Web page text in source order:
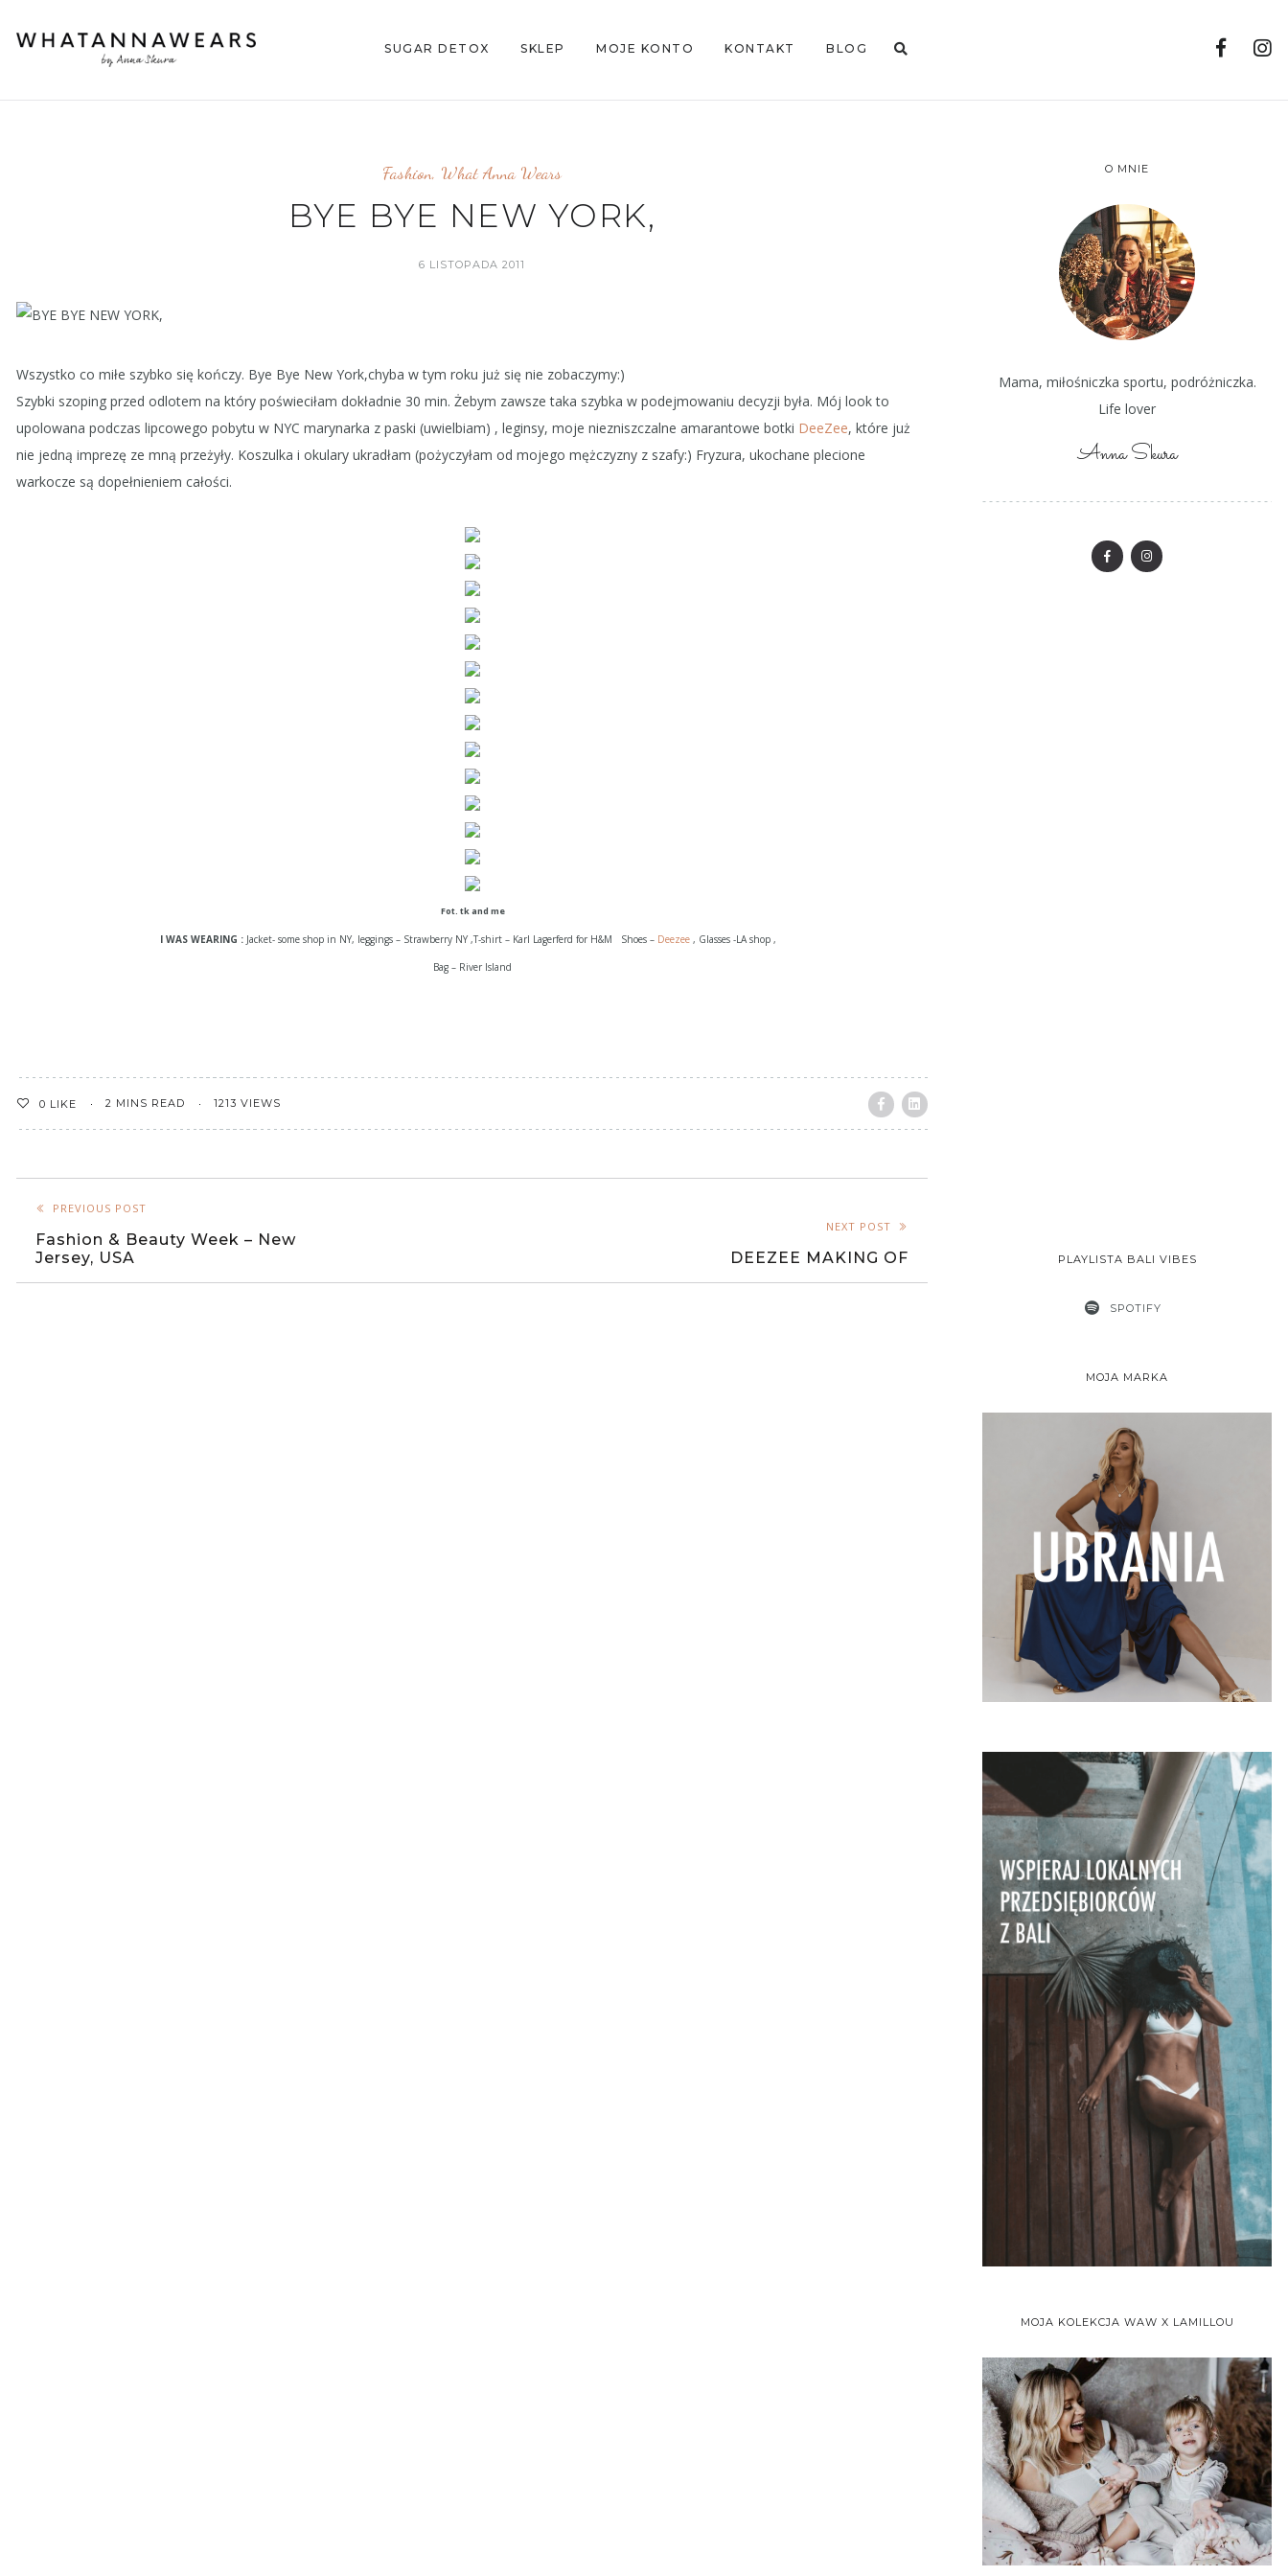
SUGAR DETOX SKLEP MOJE KONTO KONTAKT BLOG
Fashion, What Anna Wears
BYE BYE NEW YORK,
6 LISTOPADA 2011
Wszystko co miłe szybko się kończy. Bye Bye New York,chyba w tym roku już się nie zobaczymy:)
Szybki szoping przed odlotem na który poświeciłam dokładnie 30 min. Żebym zawsze taka szybka w podejmowaniu decyzji była. Mój look to
upolowana podczas lipcowego pobytu w NYC marynarka z paski (uwielbiam) , leginsy, moje niezniszczalne amarantowe botki DeeZee, które już
nie jedną imprezę ze mną przeżyły. Koszulka i okulary ukradłam (pożyczyłam od mojego mężczyzny z szafy:) Fryzura, ukochane plecione
warkocze są dopełnieniem całości.
Fot. tk and me
I WAS WEARING : Jacket- some shop in NY, leggings – Strawberry NY ,T-shirt – Karl Lagerferd for H&M Shoes – Deezee, Glasses -LA shop ,
Bag – River Island
0 LIKE 2 MINS READ 1213 VIEWS
PREVIOUS POST
Fashion & Beauty Week – New
Jersey, USA
NEXT POST
DEEZEE MAKING OF
O MNIE
Mama, miłośniczka sportu, podróżniczka.
Life lover
Anna Skura
PLAYLISTA BALI VIBES
SPOTIFY
MOJA MARKA
MOJA KOLEKCJA WAW X LAMILLOU